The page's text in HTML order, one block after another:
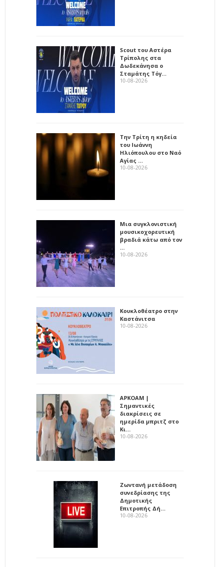
Scout του Αστέρα
Τρίπολης στα
Δωδεκάνησα ο
Σταμάτης Τόγ…
10-08-2026
Την Τρίτη η κηδεία
του Ιωάννη
Ηλιόπουλου στο Ναό
Αγίας …
10-08-2026
Μια συγκλονιστική
μουσικοχορευτική
βραδιά κάτω από τον
…
10-08-2026
Κουκλοθέατρο στην
Καστάνιτσα
10-08-2026
ΑΡΚΟΑΜ |
Σημαντικές
διακρίσεις σε
ημερίδα μπριτζ στο
Κι…
10-08-2026
Ζωντανή μετάδοση
συνεδρίασης της
Δημοτικής
Επιτροπής Δή…
10-08-2026